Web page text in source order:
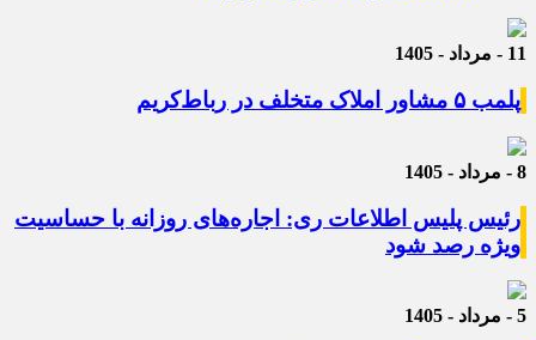
11 - مرداد - 1405
پلمب ۵ مشاور املاک متخلف در رباط‌کریم
8 - مرداد - 1405
رئیس پلیس اطلاعات ری: اجاره‌های روزانه با حساسیت
ویژه رصد شود
5 - مرداد - 1405